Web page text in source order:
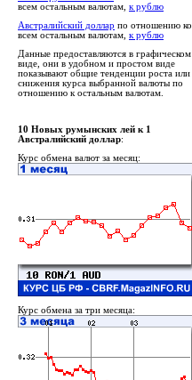
всем остальным валютам, к рублю
Австралийский доллар по отношению ко
всем остальным валютам, к рублю
Данные предоставляются в графическом
виде, они в удобном и простом виде
показывают общие тенденции роста или
снижения курса выбранной валюты по
отношению к остальным валютам.
10 Новых румынских лей к 1
Австралийский доллар:
Курс обмена валют за месяц:
Курс обмена за три месяца: